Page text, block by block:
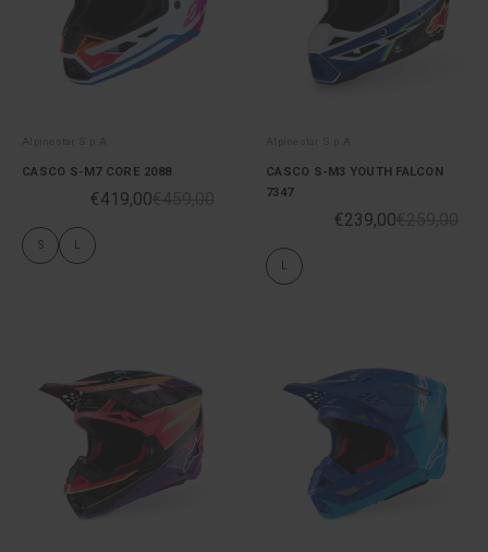
CASCO S-M7 CORE 2088
€419,00
S L
CASCO S-M3 YOUTH FALCON
7347
€239,00
L